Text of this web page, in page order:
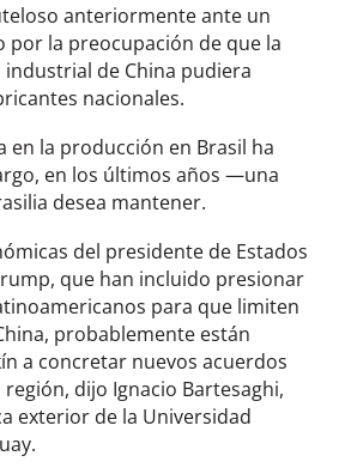
anteriormente ante un
por la preocupación de que la
de China pudiera
nacionales.
en la producción en Brasil ha
en los últimos años —una
desea mantener.
del presidente de Estados
que han incluido presionar
para que limiten
probablemente están
a concretar nuevos acuerdos
dijo Ignacio Bartesaghi,
exterior de la Universidad